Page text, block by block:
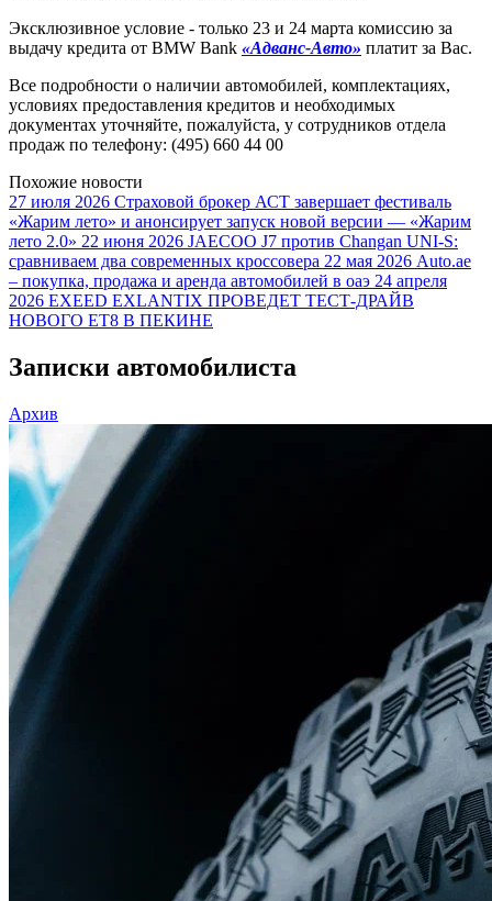
Эксклюзивное условие - только 23 и 24 марта комиссию за
выдачу кредита от BMW Bank «Адванс-Авто» платит за Вас.
Все подробности о наличии автомобилей, комплектациях,
условиях предоставления кредитов и необходимых
документах уточняйте, пожалуйста, у сотрудников отдела
продаж по телефону: (495) 660 44 00
Похожие новости
27 июля 2026 Страховой брокер АСТ завершает фестиваль
«Жарим лето» и анонсирует запуск новой версии — «Жарим
лето 2.0» 22 июня 2026 JAECOO J7 против Changan UNI-S:
сравниваем два современных кроссовера 22 мая 2026 Auto.ae
– покупка, продажа и аренда автомобилей в оаэ 24 апреля
2026 EXEED EXLANTIX ПРОВЕДЕТ ТЕСТ-ДРАЙВ
НОВОГО ET8 В ПЕКИНЕ
Записки автомобилиста
Архив